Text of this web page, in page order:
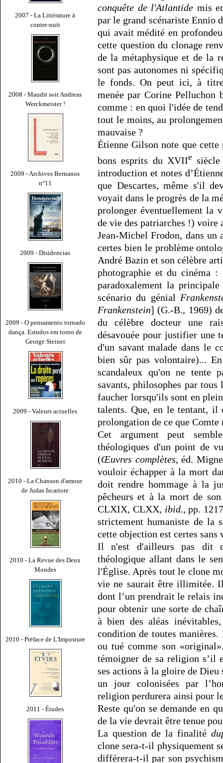
2007 - La Littérature à
contre-nuit
2008 - Maudit soit Andreas
Werckmeister !
2009 - Archives Bernanos
n°11
2009 - Disidencias
2009 - O pensamento tornado
dança. Estudos em torno de
George Steiner
2009 - Valeurs actuelles
2010 - La Chanson d'amour
de Judas Iscariote
2010 - La Revue des Deux
Mondes
2010 - Préface de L'Imposture
2011 - Études
conquête de l'Atlantide mis
par le grand scénariste Ennio
qui avait médité en
cette question du clonage
de la métaphysique et de la
sont pas autonomes ni
le fonds. On peut ici, à titre
menée par Corine Pelluchon
comme : en quoi l'idée de
tout le moins, au
mauvaise ?
Étienne Gilson note que
bons esprits du XVIIe
introduction et notes
que Descartes, même s'il
voyait dans le progrès de la
prolonger éventuellement la
de vie des patriarches !) voire
Jean-Michel Frodon, dans
certes bien le problème
André Bazin et son célèbre
photographie et du cinéma
paradoxalement la
scénario du génial
Frankenstein] (G.-B., 1969)
du célèbre docteur une
désavouée pour justifier une
d'un savant malade dans le
bien sûr pas volontaire)...
scandaleux qu'on ne tente
savants, philosophes par
faucher lorsqu'ils sont en
talents. Que, en le tentant, il
prolongation de ce que
Cet argument peut
théologiques d'un point de
(Œuvres complètes, éd.
vouloir échapper à la mort
doit rendre hommage à la
pêcheurs et à la mort de
CLXIX, CLXX, ibid., pp.
strictement humaniste de la
cette objection est certes sans
Il n'est d'ailleurs pas dit
théologique allant dans le
l'Église. Après tout le clone
vie ne saurait être illimitée.
dont l’un prendrait le relais
pour obtenir une sorte de
à bien des aléas
condition de toutes
ou tué comme son
témoigner de sa religion s’il
ses actions à la gloire de Dieu
un jour colonisées par
religion perdurera ainsi pour
Reste qu'on se demande en
de la vie devrait être tenue
La question de la finalité
clone sera-t-il physiquement
différera-t-il par son